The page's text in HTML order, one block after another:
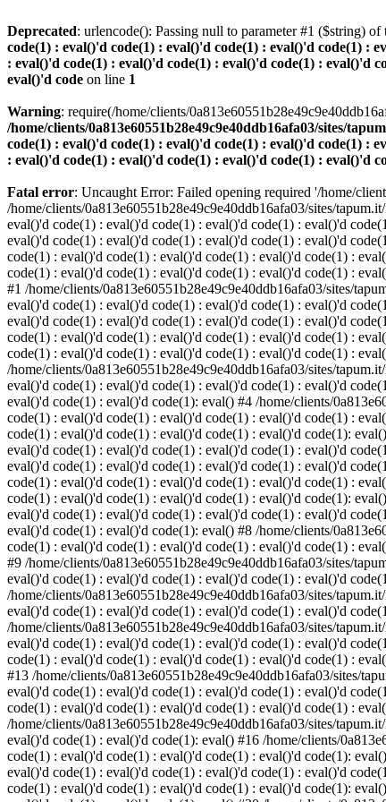
Deprecated: urlencode(): Passing null to parameter #1 ($string) of
code(1) : eval()'d code(1) : eval()'d code(1) : eval()'d code(1) :
: eval()'d code(1) : eval()'d code(1) : eval()'d code(1) : eval()'d
eval()'d code on line 1
Warning: require(/home/clients/
/home/clients/0a813e60551b28e49c9e40ddb16afa03/sites/
code(1) : eval()'d code(1) : eval()'d code(1) : eval()'d code(1) :
: eval()'d code(1) : eval()'d code(1) : eval()'d code(1) : eval()'d
Fatal error: Uncaught Error: Failed opening required '/home/
/home/clients/0a813e60551b28e49c9e40ddb16afa03/sites/
eval()'d code(1) : eval()'d code(1) : eval()'d code(1) : eval()'d
eval()'d code(1) : eval()'d code(1) : eval()'d code(1) : eval()'d
code(1) : eval()'d code(1) : eval()'d code(1) : eval()'d code(1) :
code(1) : eval()'d code(1) : eval()'d code(1) : eval()'d code(1) :
#1 /home/clients/0a813e60551b28e49c9e40ddb16afa03/sites/
eval()'d code(1) : eval()'d code(1) : eval()'d code(1) : eval()'d
eval()'d code(1) : eval()'d code(1) : eval()'d code(1) : eval()'d
code(1) : eval()'d code(1) : eval()'d code(1) : eval()'d code(1) :
code(1) : eval()'d code(1) : eval()'d code(1) : eval()'d code(1) :
/home/clients/0a813e60551b28e49c9e40ddb16afa03/sites/
eval()'d code(1) : eval()'d code(1) : eval()'d code(1) : eval()'d
eval()'d code(1) : eval()'d code(1): eval() #4 /home/clients/
code(1) : eval()'d code(1) : eval()'d code(1) : eval()'d code(1) :
code(1) : eval()'d code(1) : eval()'d code(1) : eval()'d code(1):
eval()'d code(1) : eval()'d code(1) : eval()'d code(1) : eval()'d
eval()'d code(1) : eval()'d code(1) : eval()'d code(1) : eval()'d
code(1) : eval()'d code(1) : eval()'d code(1) : eval()'d code(1) :
code(1) : eval()'d code(1) : eval()'d code(1) : eval()'d code(1):
eval()'d code(1) : eval()'d code(1) : eval()'d code(1) : eval()'d
eval()'d code(1) : eval()'d code(1): eval() #8 /home/clients/
code(1) : eval()'d code(1) : eval()'d code(1) : eval()'d code(1) :
#9 /home/clients/0a813e60551b28e49c9e40ddb16afa03/sites/
eval()'d code(1) : eval()'d code(1) : eval()'d code(1) : eval()'d
/home/clients/0a813e60551b28e49c9e40ddb16afa03/sites/
eval()'d code(1) : eval()'d code(1) : eval()'d code(1) : eval()'d
/home/clients/0a813e60551b28e49c9e40ddb16afa03/sites/
eval()'d code(1) : eval()'d code(1) : eval()'d code(1) : eval()'d
code(1) : eval()'d code(1) : eval()'d code(1) : eval()'d code(1) :
#13 /home/clients/0a813e60551b28e49c9e40ddb16afa03/sites/
eval()'d code(1) : eval()'d code(1) : eval()'d code(1) : eval()'d
code(1) : eval()'d code(1) : eval()'d code(1) : eval()'d code(1) :
/home/clients/0a813e60551b28e49c9e40ddb16afa03/sites/
eval()'d code(1) : eval()'d code(1): eval() #16 /home/clients/
code(1) : eval()'d code(1) : eval()'d code(1) : eval()'d code(1):
eval()'d code(1) : eval()'d code(1) : eval()'d code(1) : eval()'d
code(1) : eval()'d code(1) : eval()'d code(1) : eval()'d code(1):